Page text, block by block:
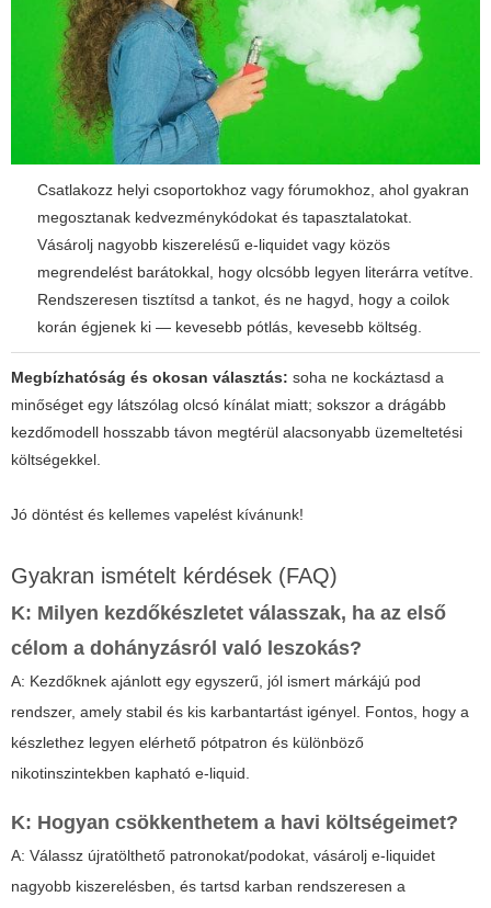
Csatlakozz helyi csoportokhoz vagy fórumokhoz, ahol gyakran
megosztanak kedvezménykódokat és tapasztalatokat.
Vásárolj nagyobb kiszerelésű e-liquidet vagy közös
megrendelést barátokkal, hogy olcsóbb legyen literárra vetítve.
Rendszeresen tisztítsd a tankot, és ne hagyd, hogy a coilok
korán égjenek ki — kevesebb pótlás, kevesebb költség.
Megbízhatóság és okosan választás: soha ne kockáztasd a
minőséget egy látszólag olcsó kínálat miatt; sokszor a drágább
kezdőmodell hosszabb távon megtérül alacsonyabb üzemeltetési
költségekkel.
Jó döntést és kellemes vapelést kívánunk!
Gyakran ismételt kérdések (FAQ)
K: Milyen kezdőkészletet válasszak, ha az első
célom a dohányzásról való leszokás?
A: Kezdőknek ajánlott egy egyszerű, jól ismert márkájú pod
rendszer, amely stabil és kis karbantartást igényel. Fontos, hogy a
készlethez legyen elérhető pótpatron és különböző
nikotinszintekben kapható e-liquid.
K: Hogyan csökkenthetem a havi költségeimet?
A: Válassz újratölthető patronokat/podokat, vásárolj e-liquidet
nagyobb kiszerelésben, és tartsd karban rendszeresen a